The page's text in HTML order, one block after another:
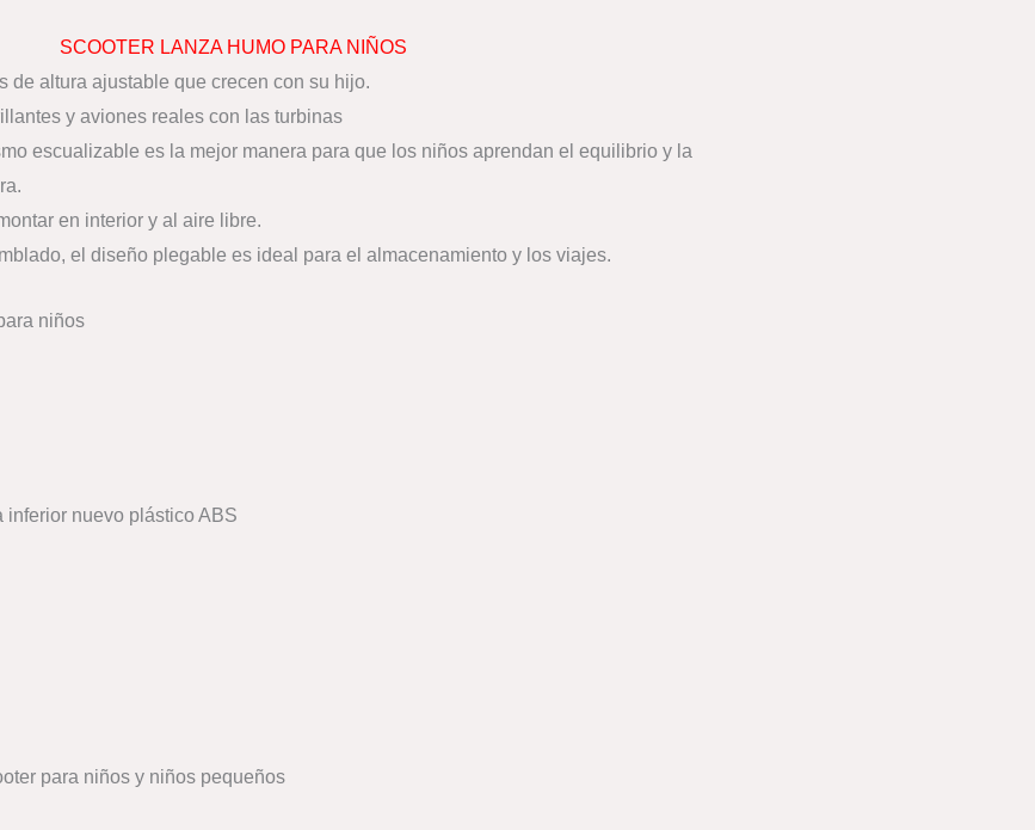
SCOOTER LANZA HUMO PARA NIÑOS
altura ajustable que crecen con su hijo.
y aviones reales con las turbinas
escualizable es la mejor manera para que los niños aprendan el equilibrio y la
en interior y al aire libre.
el diseño plegable es ideal para el almacenamiento y los viajes.
niños
inferior nuevo plástico ABS
para niños y niños pequeños